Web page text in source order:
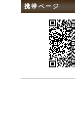
携帯ページ